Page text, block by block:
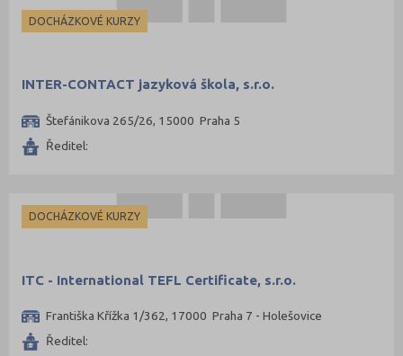
DOCHÁZKOVÉ KURZY
INTER-CONTACT jazyková škola, s.r.o.
Štefánikova 265/26, 15000 Praha 5
Ředitel:
DOCHÁZKOVÉ KURZY
ITC - International TEFL Certificate, s.r.o.
Františka Křížka 1/362, 17000 Praha 7 - Holešovice
Ředitel: